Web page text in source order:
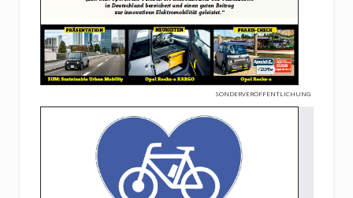
SONDERVERÖFFENTLICHUNG